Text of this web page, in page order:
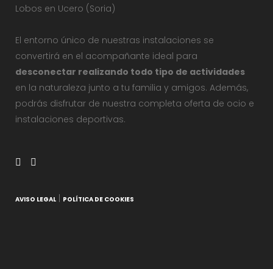
Lobos en Ucero (Soria)
El entorno único de nuestras instalaciones se
convertirá en el acompañante ideal para
desconectar realizando todo tipo de actividades
en la naturaleza junto a tu familia y amigos. Además,
podrás disfrutar de nuestra completa oferta de ocio e
instalaciones deportivas.
AVISO LEGAL | POLÍTICA DE COOKIES